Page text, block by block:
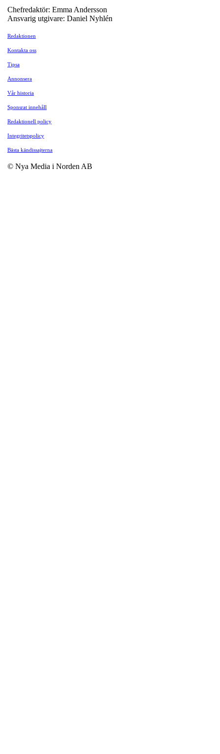
Chefredaktör: Emma Andersson
Ansvarig utgivare: Daniel Nyhlén
Redaktionen
Kontakta oss
Tipsa
Annonsera
Vår historia
Sponsrat innehåll
Redaktionell policy
Integritetspolicy
Bästa kändissajterna
© Nya Media i Norden AB